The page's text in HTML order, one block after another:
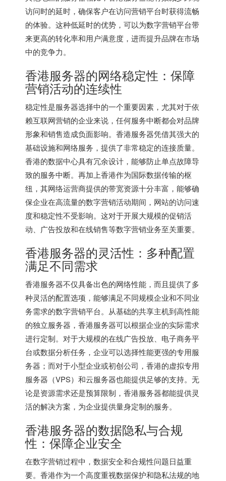
访问时的延时，确保客户在访问营销平台时获得流畅
的体验。这种低延时的优势，可以为数字营销平台带
来更高的转化率和用户满意度，进而提升品牌在市场
中的竞争力。
香港服务器的网络稳定性：保障
营销活动的连续性
稳定性是服务器选择中的一个重要因素，尤其对于依
赖互联网营销的企业来说，任何服务中断都会对品牌
形象和销售造成负面影响。 香港服务器凭借其强大的
基础设施和网络服务，提供了非常稳定的连接质量。
香港的数据中心具有冗余设计，能够防止单点故障导
致的服务中断。再加上香港作为国际数据传输的枢
纽，其网络运营商提供的带宽资源十分丰富，能够确
保企业在高流量的数字营销活动期间，网站的访问速
度和稳定性不受影响。这对于开展大规模的促销活
动、广告投放和在线销售等数字营销业务至关重要。
香港服务器的灵活性：多种配置
满足不同需求
香港服务器不仅具备出色的网络性能，而且提供了多
种灵活的配置选项，能够满足不同规模企业和不同业
务需求的数字营销平台。从基础的共享主机到高性能
的独立服务器，香港服务器可以根据企业的实际需求
进行定制。对于大规模的在线广告投放、电子商务平
台或数据分析任务，企业可以选择性能更强的专用服
务器；而对于小型企业或初创公司，香港的虚拟专用
服务器（VPS）和云服务器也能提供足够的支持。无
论是资源需求还是预算限制，香港服务器都能提供灵
活的解决方案，为企业提供量身定制的服务。
香港服务器的数据隐私与合规
性：保障企业安全
在数字营销过程中，数据安全和合规性问题日益重
要。香港作为一个高度重视数据保护和隐私法规的地